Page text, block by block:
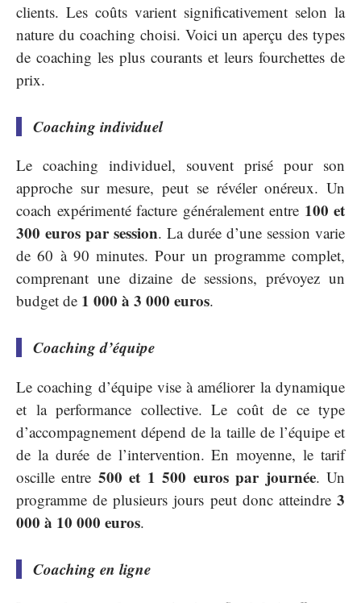
clients. Les coûts varient significativement selon la
nature du coaching choisi. Voici un aperçu des types
de coaching les plus courants et leurs fourchettes de
prix.
Coaching individuel
Le coaching individuel, souvent prisé pour son
approche sur mesure, peut se révéler onéreux. Un
coach expérimenté facture généralement entre 100 et
300 euros par session. La durée d’une session varie
de 60 à 90 minutes. Pour un programme complet,
comprenant une dizaine de sessions, prévoyez un
budget de 1 000 à 3 000 euros.
Coaching d’équipe
Le coaching d’équipe vise à améliorer la dynamique
et la performance collective. Le coût de ce type
d’accompagnement dépend de la taille de l’équipe et
de la durée de l’intervention. En moyenne, le tarif
oscille entre 500 et 1 500 euros par journée. Un
programme de plusieurs jours peut donc atteindre 3
000 à 10 000 euros.
Coaching en ligne